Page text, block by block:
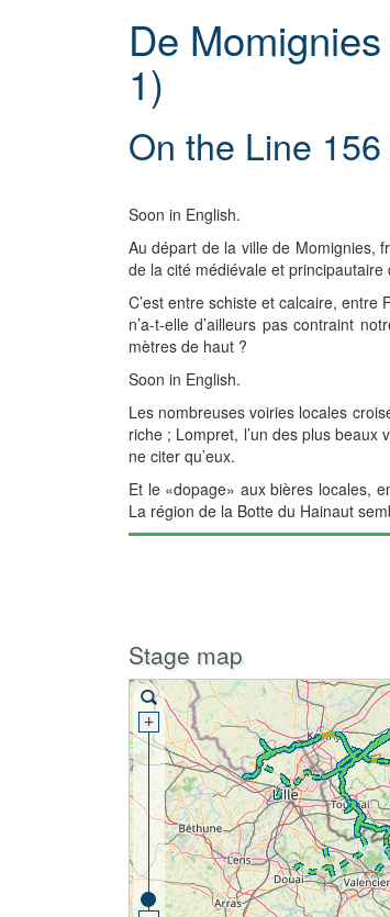
De
1)
On the Line 156
Soon in English.
Au départ de la ville de Momignies,
de la cité médiévale et
C’est entre schiste et calcaire,
n’a-t-elle d’ailleurs pas contraint
mètres de haut ?
Soon in English.
Les nombreuses voiries locales
riche ; Lompret, l’un des plus
ne citer qu’eux.
Et le «dopage» aux bières locales,
La région de la Botte du Hainaut
Stage map